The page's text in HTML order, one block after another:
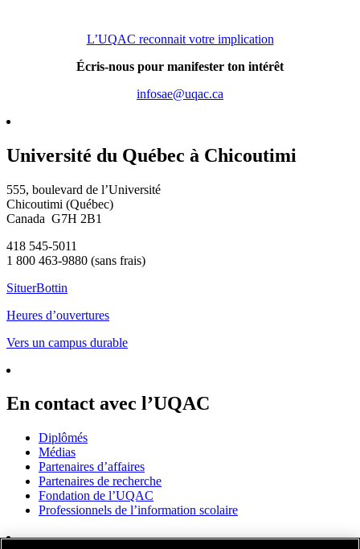
L’UQAC reconnait votre implication
Écris-nous pour manifester ton intérêt
infosae@uqac.ca
Université du Québec à Chicoutimi
555, boulevard de l’Université
Chicoutimi (Québec)
Canada G7H 2B1
418 545-5011
1 800 463-9880 (sans frais)
SituerBottin
Heures d’ouvertures
Vers un campus durable
En contact avec l’UQAC
Diplômés
Médias
Partenaires d’affaires
Partenaires de recherche
Fondation de l’UQAC
Professionnels de l’information scolaire